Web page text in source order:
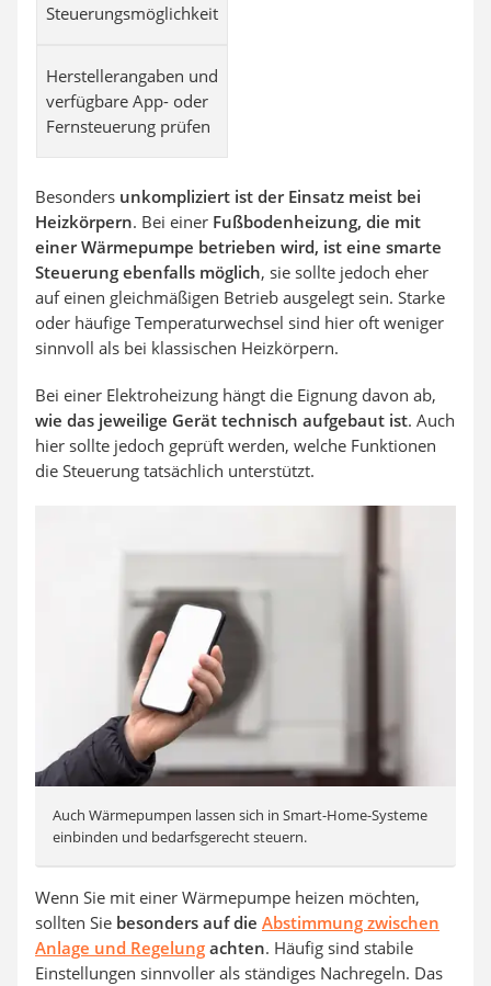
Steuerungsmöglichkeit
Herstellerangaben und
verfügbare App- oder
Fernsteuerung prüfen
Besonders unkompliziert ist der Einsatz meist bei
Heizkörpern. Bei einer Fußbodenheizung, die mit
einer Wärmepumpe betrieben wird, ist eine smarte
Steuerung ebenfalls möglich, sie sollte jedoch eher
auf einen gleichmäßigen Betrieb ausgelegt sein. Starke
oder häufige Temperaturwechsel sind hier oft weniger
sinnvoll als bei klassischen Heizkörpern.
Bei einer Elektroheizung hängt die Eignung davon ab,
wie das jeweilige Gerät technisch aufgebaut ist. Auch
hier sollte jedoch geprüft werden, welche Funktionen
die Steuerung tatsächlich unterstützt.
Auch Wärmepumpen lassen sich in Smart-Home-Systeme
einbinden und bedarfsgerecht steuern.
Wenn Sie mit einer Wärmepumpe heizen möchten,
sollten Sie besonders auf die Abstimmung zwischen
Anlage und Regelung achten. Häufig sind stabile
Einstellungen sinnvoller als ständiges Nachregeln. Das